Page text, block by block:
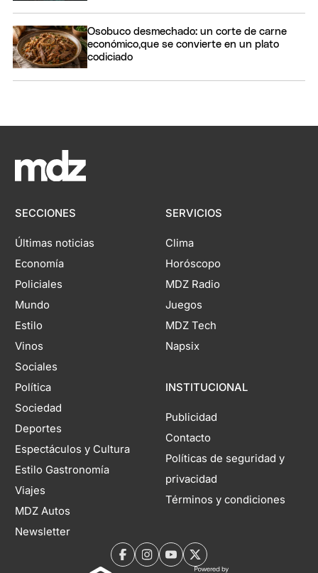
Osobuco desmechado: un corte de carne
económico,que se convierte en un plato
codiciado
SECCIONES
Últimas noticias
Economía
Policiales
Mundo
Estilo
Vinos
Sociales
Política
Sociedad
Deportes
Espectáculos y Cultura
Estilo Gastronomía
Viajes
MDZ Autos
Newsletter
SERVICIOS
Clima
Horóscopo
MDZ Radio
Juegos
MDZ Tech
Napsix
INSTITUCIONAL
Publicidad
Contacto
Políticas de seguridad y
privacidad
Términos y condiciones